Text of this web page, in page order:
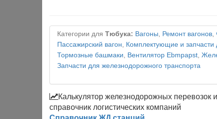
Категории для Тюбука: Вагоны, Ремонт вагонов,
Пассажирский вагон, Комплектующие и запчасти
Тормозные башмаки, Вентилятор Ebmpapst,
Запчасти для железнодорожного транспорта
Калькулятор железнодорожных перевозок и
справочник логистических компаний